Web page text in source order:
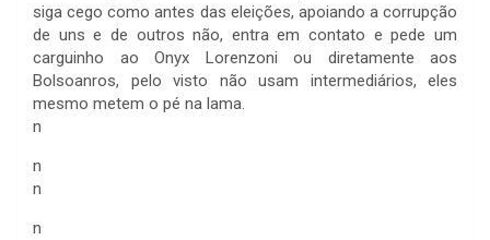
siga cego como antes das eleições, apoiando a corrupção
de uns e de outros não, entra em contato e pede um
carguinho ao Onyx Lorenzoni ou diretamente aos
Bolsoanros, pelo visto não usam intermediários, eles
mesmo metem o pé na lama.
n
n
n
n